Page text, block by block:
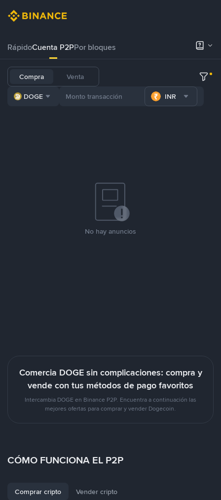
RápidoCuenta P2PPor bloques
Compra Venta
DOGE INR
No hay anuncios
Comercia DOGE sin complicaciones: compra y
vende con tus métodos de pago favoritos
Intercambia DOGE en Binance P2P. Encuentra a continuación las
mejores ofertas para comprar y vender Dogecoin.
CÓMO FUNCIONA EL P2P
Comprar cripto Vender cripto